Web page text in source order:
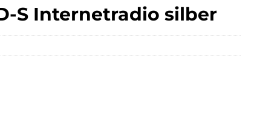
S Internetradio silber